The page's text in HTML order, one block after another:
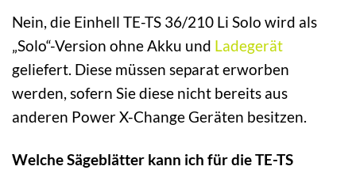
Nein, die Einhell TE-TS 36/210 Li Solo wird als
„Solo“-Version ohne Akku und Ladegerät
geliefert. Diese müssen separat erworben
werden, sofern Sie diese nicht bereits aus
anderen Power X-Change Geräten besitzen.
Welche Sägeblätter kann ich für die TE-TS